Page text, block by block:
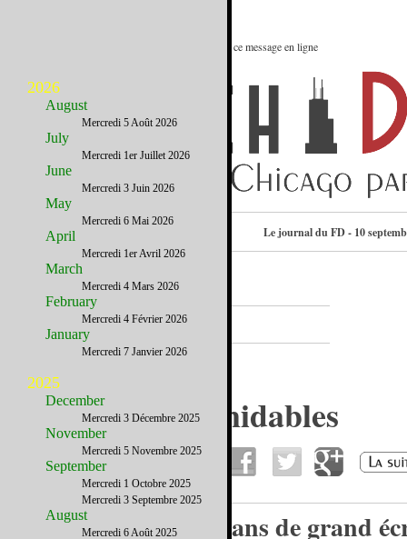
Le meilleur des Etats-Unis : Voir ce message en ligne
Consulter l’annuaire Le journal du FD - 10
A la Une
Des voisins formidables
50 ans de grand
2026
August
Mercredi 5 Août 2026
July
Mercredi 1er Juillet 2026
June
Mercredi 3 Juin 2026
May
Mercredi 6 Mai 2026
April
Mercredi 1er Avril 2026
March
Mercredi 4 Mars 2026
February
Mercredi 4 Février 2026
January
Mercredi 7 Janvier 2026
2025
December
Mercredi 3 Décembre 2025
November
Mercredi 5 Novembre 2025
September
Mercredi 1 Octobre 2025
Mercredi 3 Septembre 2025
August
Mercredi 6 Août 2025